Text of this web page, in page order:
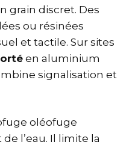
grain discret. Des
ou résinées
et tactile. Sur sites
en aluminium
signalisation et
oléofuge
l’eau. Il limite la